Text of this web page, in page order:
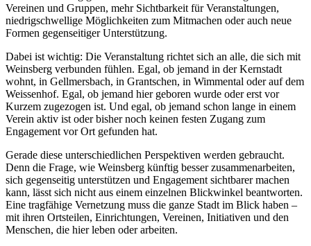
Vereinen und Gruppen, mehr Sichtbarkeit für Veranstaltungen,
niedrigschwellige Möglichkeiten zum Mitmachen oder auch neue
Formen gegenseitiger Unterstützung.
Dabei ist wichtig: Die Veranstaltung richtet sich an alle, die sich mit
Weinsberg verbunden fühlen. Egal, ob jemand in der Kernstadt
wohnt, in Gellmersbach, in Grantschen, in Wimmental oder auf dem
Weissenhof. Egal, ob jemand hier geboren wurde oder erst vor
Kurzem zugezogen ist. Und egal, ob jemand schon lange in einem
Verein aktiv ist oder bisher noch keinen festen Zugang zum
Engagement vor Ort gefunden hat.
Gerade diese unterschiedlichen Perspektiven werden gebraucht.
Denn die Frage, wie Weinsberg künftig besser zusammenarbeiten,
sich gegenseitig unterstützen und Engagement sichtbarer machen
kann, lässt sich nicht aus einem einzelnen Blickwinkel beantworten.
Eine tragfähige Vernetzung muss die ganze Stadt im Blick haben –
mit ihren Ortsteilen, Einrichtungen, Vereinen, Initiativen und den
Menschen, die hier leben oder arbeiten.